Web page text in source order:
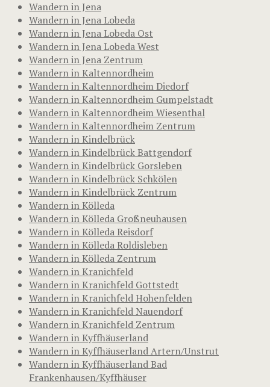
Wandern in Jena
Wandern in Jena Lobeda
Wandern in Jena Lobeda Ost
Wandern in Jena Lobeda West
Wandern in Jena Zentrum
Wandern in Kaltennordheim
Wandern in Kaltennordheim Diedorf
Wandern in Kaltennordheim Gumpelstadt
Wandern in Kaltennordheim Wiesenthal
Wandern in Kaltennordheim Zentrum
Wandern in Kindelbrück
Wandern in Kindelbrück Battgendorf
Wandern in Kindelbrück Gorsleben
Wandern in Kindelbrück Schkölen
Wandern in Kindelbrück Zentrum
Wandern in Kölleda
Wandern in Kölleda Großneuhausen
Wandern in Kölleda Reisdorf
Wandern in Kölleda Roldisleben
Wandern in Kölleda Zentrum
Wandern in Kranichfeld
Wandern in Kranichfeld Gottstedt
Wandern in Kranichfeld Hohenfelden
Wandern in Kranichfeld Nauendorf
Wandern in Kranichfeld Zentrum
Wandern in Kyffhäuserland
Wandern in Kyffhäuserland Artern/Unstrut
Wandern in Kyffhäuserland Bad
Frankenhausen/Kyffhäuser